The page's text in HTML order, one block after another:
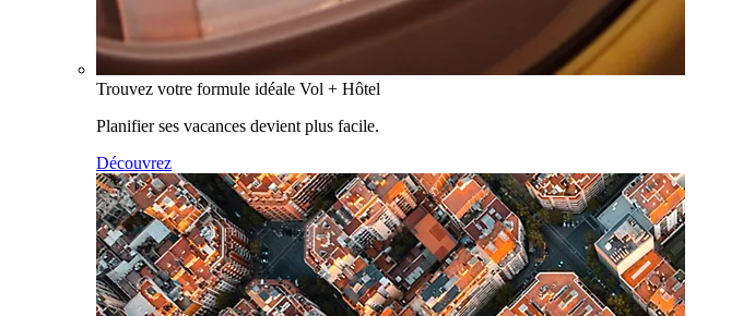
Trouvez votre formule idéale Vol + Hôtel
Planifier ses vacances devient plus facile.
Découvrez